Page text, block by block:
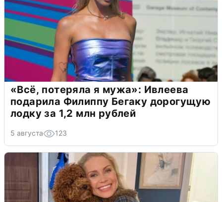
«Всё, потеряла я мужа»: Ивлеева
подарила Филиппу Бегаку дорогущую
лодку за 1,2 млн рублей
5 августа 123